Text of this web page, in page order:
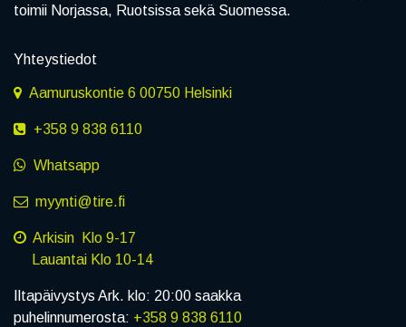
toimii Norjassa, Ruotsissa sekä Suomessa.
Yhteystiedot
Aamuruskontie 6 00750 Helsinki
+358 9 838 6110
Whatsapp
myynti@tire.fi
Arkisin Klo 9-17
Lauantai Klo 10-14
Iltapäivystys Ark. klo: 20:00 saakka
puhelinnumerosta: +358 9 838 6110